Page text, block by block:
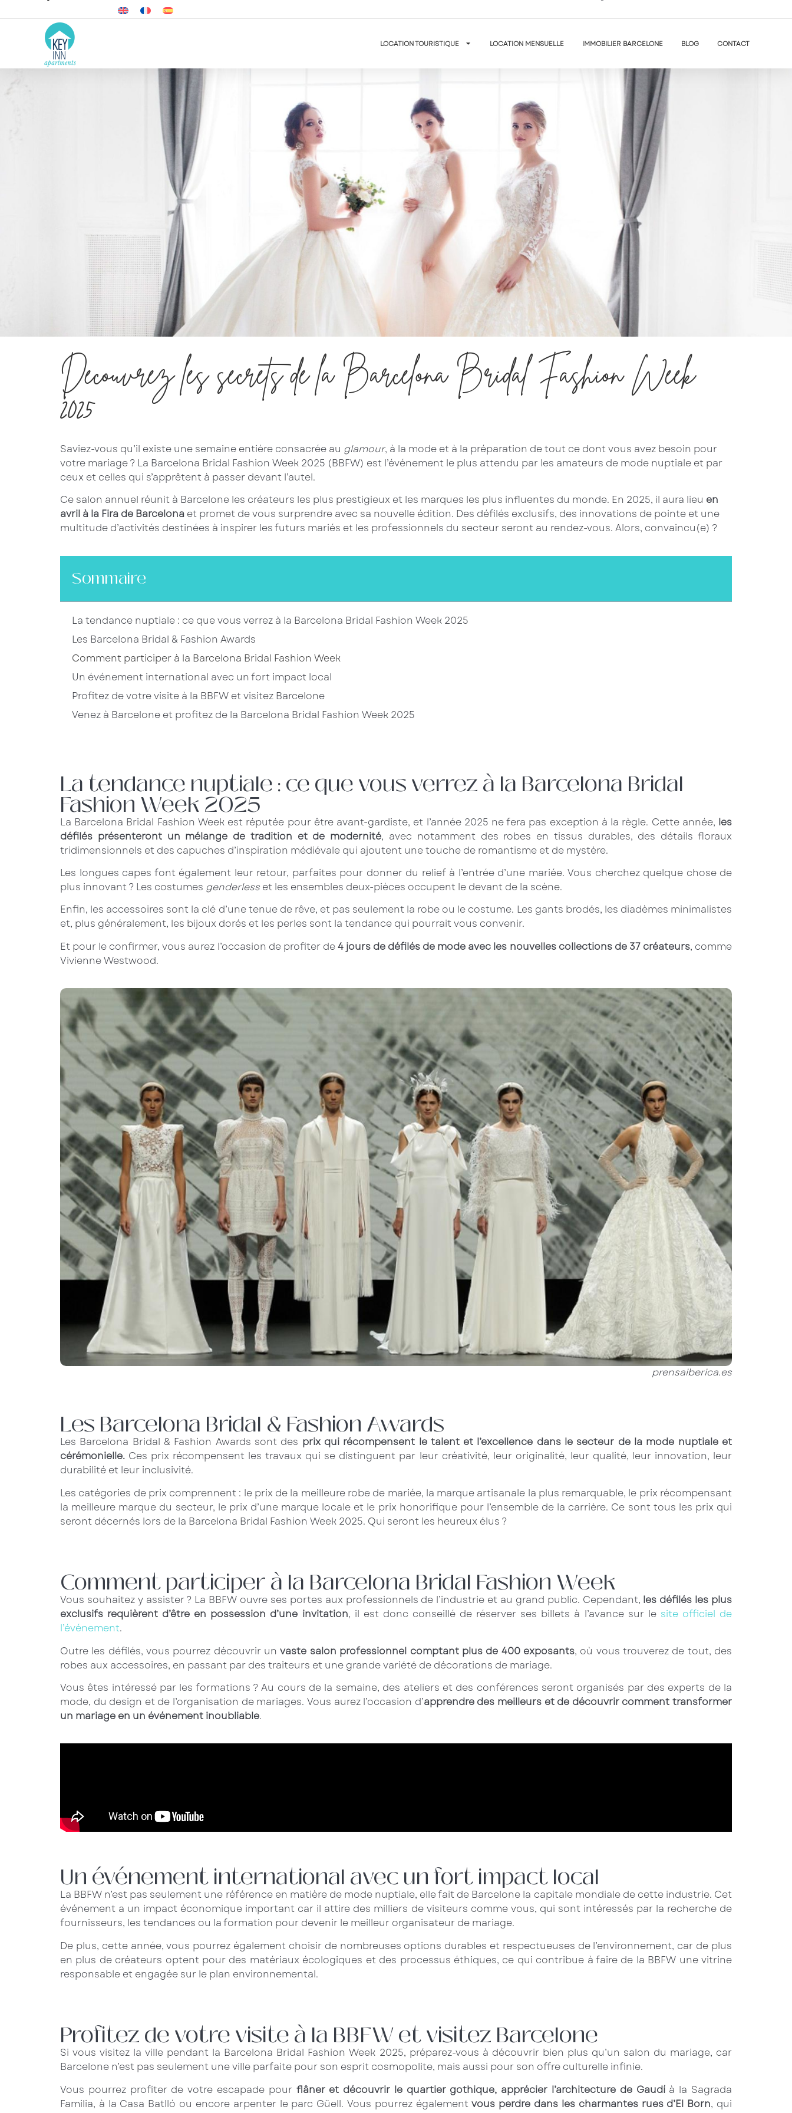
LOCATION TOURISTIQUE LOCATION MENSUELLE IMMOBILIER BARCELONE BLOG CONTACT
Découvrez les secrets de la Barcelona Bridal Fashion Week
2025
Saviez-vous qu’il existe une semaine entière consacrée au glamour, à la mode et à la préparation de tout ce dont vous avez besoin pour
votre mariage ? La Barcelona Bridal Fashion Week 2025 (BBFW) est l’événement le plus attendu par les amateurs de mode nuptiale et par
ceux et celles qui s’apprêtent à passer devant l’autel.
Ce salon annuel réunit à Barcelone les créateurs les plus prestigieux et les marques les plus influentes du monde. En 2025, il aura lieu en
avril à la Fira de Barcelona et promet de vous surprendre avec sa nouvelle édition. Des défilés exclusifs, des innovations de pointe et une
multitude d’activités destinées à inspirer les futurs mariés et les professionnels du secteur seront au rendez-vous. Alors, convaincu(e) ?
Sommaire
La tendance nuptiale : ce que vous verrez à la Barcelona Bridal Fashion Week 2025
Les Barcelona Bridal & Fashion Awards
Comment participer à la Barcelona Bridal Fashion Week
Un événement international avec un fort impact local
Profitez de votre visite à la BBFW et visitez Barcelone
Venez à Barcelone et profitez de la Barcelona Bridal Fashion Week 2025
La tendance nuptiale : ce que vous verrez à la Barcelona Bridal
Fashion Week 2025
La Barcelona Bridal Fashion Week est réputée pour être avant-gardiste, et l’année 2025 ne fera pas exception à la règle. Cette année, les
défilés présenteront un mélange de tradition et de modernité, avec notamment des robes en tissus durables, des détails floraux
tridimensionnels et des capuches d’inspiration médiévale qui ajoutent une touche de romantisme et de mystère.
Les longues capes font également leur retour, parfaites pour donner du relief à l’entrée d’une mariée. Vous cherchez quelque chose de
plus innovant ? Les costumes genderless et les ensembles deux-pièces occupent le devant de la scène.
Enfin, les accessoires sont la clé d’une tenue de rêve, et pas seulement la robe ou le costume. Les gants brodés, les diadèmes minimalistes
et, plus généralement, les bijoux dorés et les perles sont la tendance qui pourrait vous convenir.
Et pour le confirmer, vous aurez l’occasion de profiter de4 jours de défilés de mode avec les nouvelles collections de 37 créateurs, comme
Vivienne Westwood.
prensaiberica.es
Les Barcelona Bridal & Fashion Awards
Les Barcelona Bridal & Fashion Awards sont des prix qui récompensent le talent et l’excellence dans le secteur de la mode nuptiale et
cérémonielle. Ces prix récompensent les travaux qui se distinguent par leur créativité, leur originalité, leur qualité, leur innovation, leur
durabilité et leur inclusivité.
Les catégories de prix comprennent : le prix de la meilleure robe de mariée, la marque artisanale la plus remarquable, le prix récompensant
la meilleure marque du secteur, le prix d’une marque locale et le prix honorifique pour l’ensemble de la carrière. Ce sont tous les prix qui
seront décernés lors de la Barcelona Bridal Fashion Week 2025. Qui seront les heureux élus ?
Comment participer à la Barcelona Bridal Fashion Week
Vous souhaitez y assister ? La BBFW ouvre ses portes aux professionnels de l’industrie et au grand public. Cependant, les défilés les plus
exclusifs requièrent d’être en possession d’une invitation, il est donc conseillé de réserver ses billets à l’avance sur le site officiel de
l’événement.
Outre les défilés, vous pourrez découvrir unvaste salon professionnel comptant plus de 400 exposants, où vous trouverez de tout, des
robes aux accessoires, en passant par des traiteurs et une grande variété de décorations de mariage.
Vous êtes intéressé par les formations ? Au cours de la semaine, des ateliers et des conférences seront organisés par des experts de la
mode, du design et de l’organisation de mariages. Vous aurez l’occasion d’apprendre des meilleurs et de découvrir comment transformer
un mariage en un événement inoubliable.
Un événement international avec un fort impact local
La BBFW n’est pas seulement une référence en matière de mode nuptiale, elle fait de Barcelone la capitale mondiale de cette industrie. Cet
événement a un impact économique important car il attire des milliers de visiteurs comme vous, qui sont intéressés par la recherche de
fournisseurs, les tendances ou la formation pour devenir le meilleur organisateur de mariage.
De plus, cette année, vous pourrez également choisir de nombreuses options durables et respectueuses de l’environnement, car de plus
en plus de créateurs optent pour des matériaux écologiques et des processus éthiques, ce qui contribue à faire de la BBFW une vitrine
responsable et engagée sur le plan environnemental.
Profitez de votre visite à la BBFW et visitez Barcelone
Si vous visitez la ville pendant la Barcelona Bridal Fashion Week 2025, préparez-vous à découvrir bien plus qu’un salon du mariage, car
Barcelone n’est pas seulement une ville parfaite pour son esprit cosmopolite, mais aussi pour son offre culturelle infinie.
Vous pourrez profiter de votre escapade pour flâner et découvrir le quartier gothique, apprécier l’architecture de Gaudíà la Sagrada
Familia, à la Casa Batlló ou encore arpenter le parc Güell. Vous pourrez égalementvous perdre dans les charmantes rues d’El Born, qui